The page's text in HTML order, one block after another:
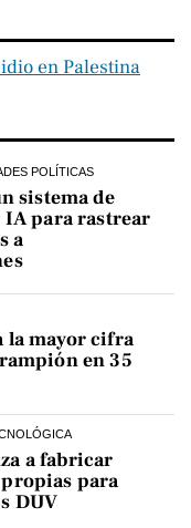
en Palestina
POLÍTICAS
sistema de
para rastrear
a
la mayor cifra
en 35
a fabricar
para
DUV